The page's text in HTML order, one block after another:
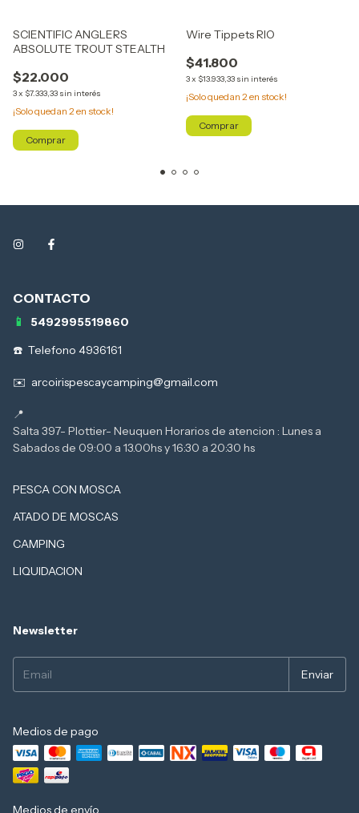
SCIENTIFIC ANGLERS
ABSOLUTE TROUT STEALTH
$22.000
3x $7.333,33 sin interés
¡Solo quedan 2en stock!
Comprar
Wire Tippets RIO
$41.800
3x $13.933,33 sin interés
¡Solo quedan 2en stock!
Comprar
5492995519860
Telefono 4936161
arcoirispescaycamping@gmail.com
Salta 397- Plottier- Neuquen Horarios de atencion : Lunes a
PESCA CON MOSCA
ATADO DE MOSCAS
CAMPING
LIQUIDACION
Newsletter
Medios de pago